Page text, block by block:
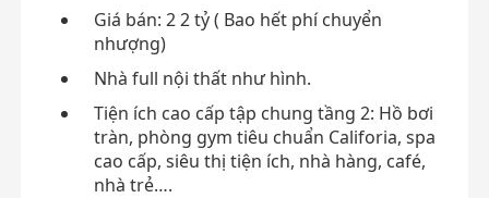
Giá bán: 2 2 tỷ ( Bao hết phí chuyển
nhượng)
Nhà full nội thất như hình.
Tiện ích cao cấp tập chung tầng 2: Hồ bơi
tràn, phòng gym tiêu chuẩn Califoria, spa
cao cấp, siêu thị tiện ích, nhà hàng, café,
nhà trẻ….